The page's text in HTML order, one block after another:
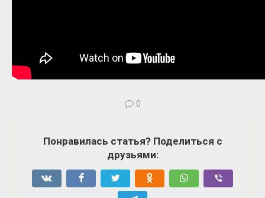
0
Понравилась статья? Поделиться с
друзьями: